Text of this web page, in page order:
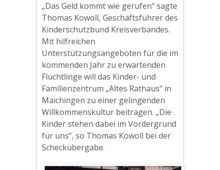
„Das Geld kommt wie gerufen“ sagte
Thomas Kowoll, Geschäftsführer des
Kinderschutzbund Kreisverbandes.
Mit hilfreichen
Unterstützungsangeboten für die im
kommenden Jahr zu erwartenden
Flüchtlinge will das Kinder- und
Familienzentrum „Altes Rathaus“ in
Maichingen zu einer gelingenden
Willkommenskultur beitragen. „Die
Kinder stehen dabei im Vordergrund
für uns“, so Thomas Kowoll bei der
Scheckübergabe.